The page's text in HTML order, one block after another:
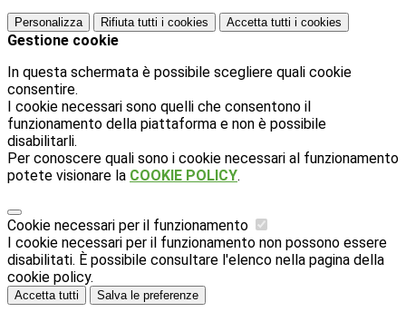
Personalizza Rifiuta tutti i cookies Accetta tutti i cookies
Gestione cookie
In questa schermata è possibile scegliere quali cookie
consentire.
I cookie necessari sono quelli che consentono il
funzionamento della piattaforma e non è possibile
disabilitarli.
Per conoscere quali sono i cookie necessari al funzionamento
potete visionare la COOKIE POLICY.
Cookie necessari per il funzionamento
I cookie necessari per il funzionamento non possono essere
disabilitati. È possibile consultare l'elenco nella pagina della
cookie policy.
Accetta tutti Salva le preferenze